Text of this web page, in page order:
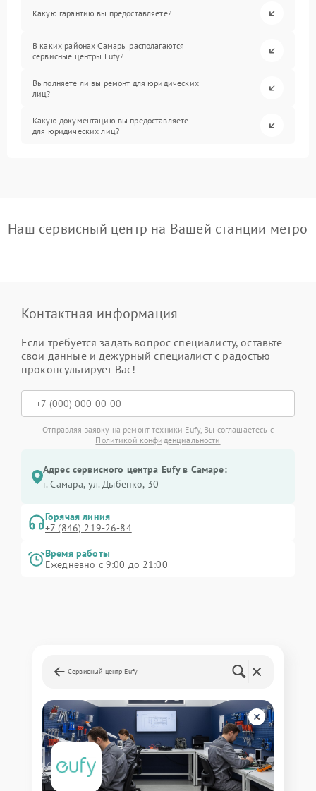
Какую гарантию вы предоставляете?
В каких районах Самары располагаются
сервисные центры Eufy?
Выполняете ли вы ремонт для юридических
лиц?
Какую документацию вы предоставляете
для юридических лиц?
Наш сервисный центр на Вашей станции метро
Контактная информация
Если требуется задать вопрос специалисту, оставьте
свои данные и дежурный специалист с радостью
проконсультирует Вас!
Отправляя заявку на ремонт техники Eufy, Вы соглашаетесь с
Политикой конфиденциальности
Адрес сервисного центра Eufy в Самаре:
г. Самара, ул. Дыбенко, 30
Горячая линия
+7 (846) 219-26-84
Время работы
Ежедневно с 9:00 до 21:00
Сервисный центр Eufy